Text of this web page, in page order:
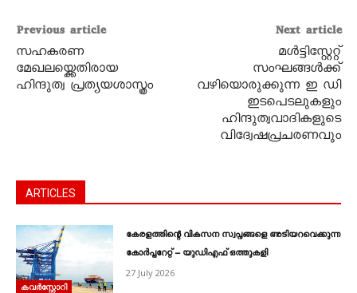
Previous article
സഹകരണ
മേഖലയ്ക്കെതിരായ
ഹിന്ദുത്വ പ്രത്യയശാസ്ത്രം
Next article
മൾട്ടിസ്റ്റേറ്റ്
സംഘങ്ങൾക്ക്
വഴിയൊരുക്കുന്ന ഇ ഡി
ഇടപെടലുകളും
ഹിന്ദുത്വവാദികളുടെ
വിദ്വേഷപ്രചരണവും
ARTICLES
കവര്‍സ്റ്റോറി
കേരളത്തിന്റെ വികസന സ്വപ്നങ്ങളെ അടിയറവെക്കുന്ന
കോർപ്പറേറ്റ് – യുഡിഎഫ് ഒത്തുകളി
27 July 2026